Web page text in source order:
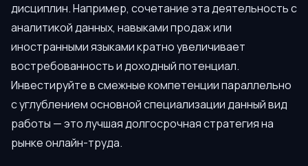
дисциплин. Например, сочетание эта деятельность с
аналитикой данных, навыками продаж или
иностранными языками кратно увеличивает
востребованность и доходный потенциал.
Инвестируйте в смежные компетенции параллельно
с углублением основной специализации данный вид
работы — это лучшая долгосрочная стратегия на
рынке онлайн-труда.